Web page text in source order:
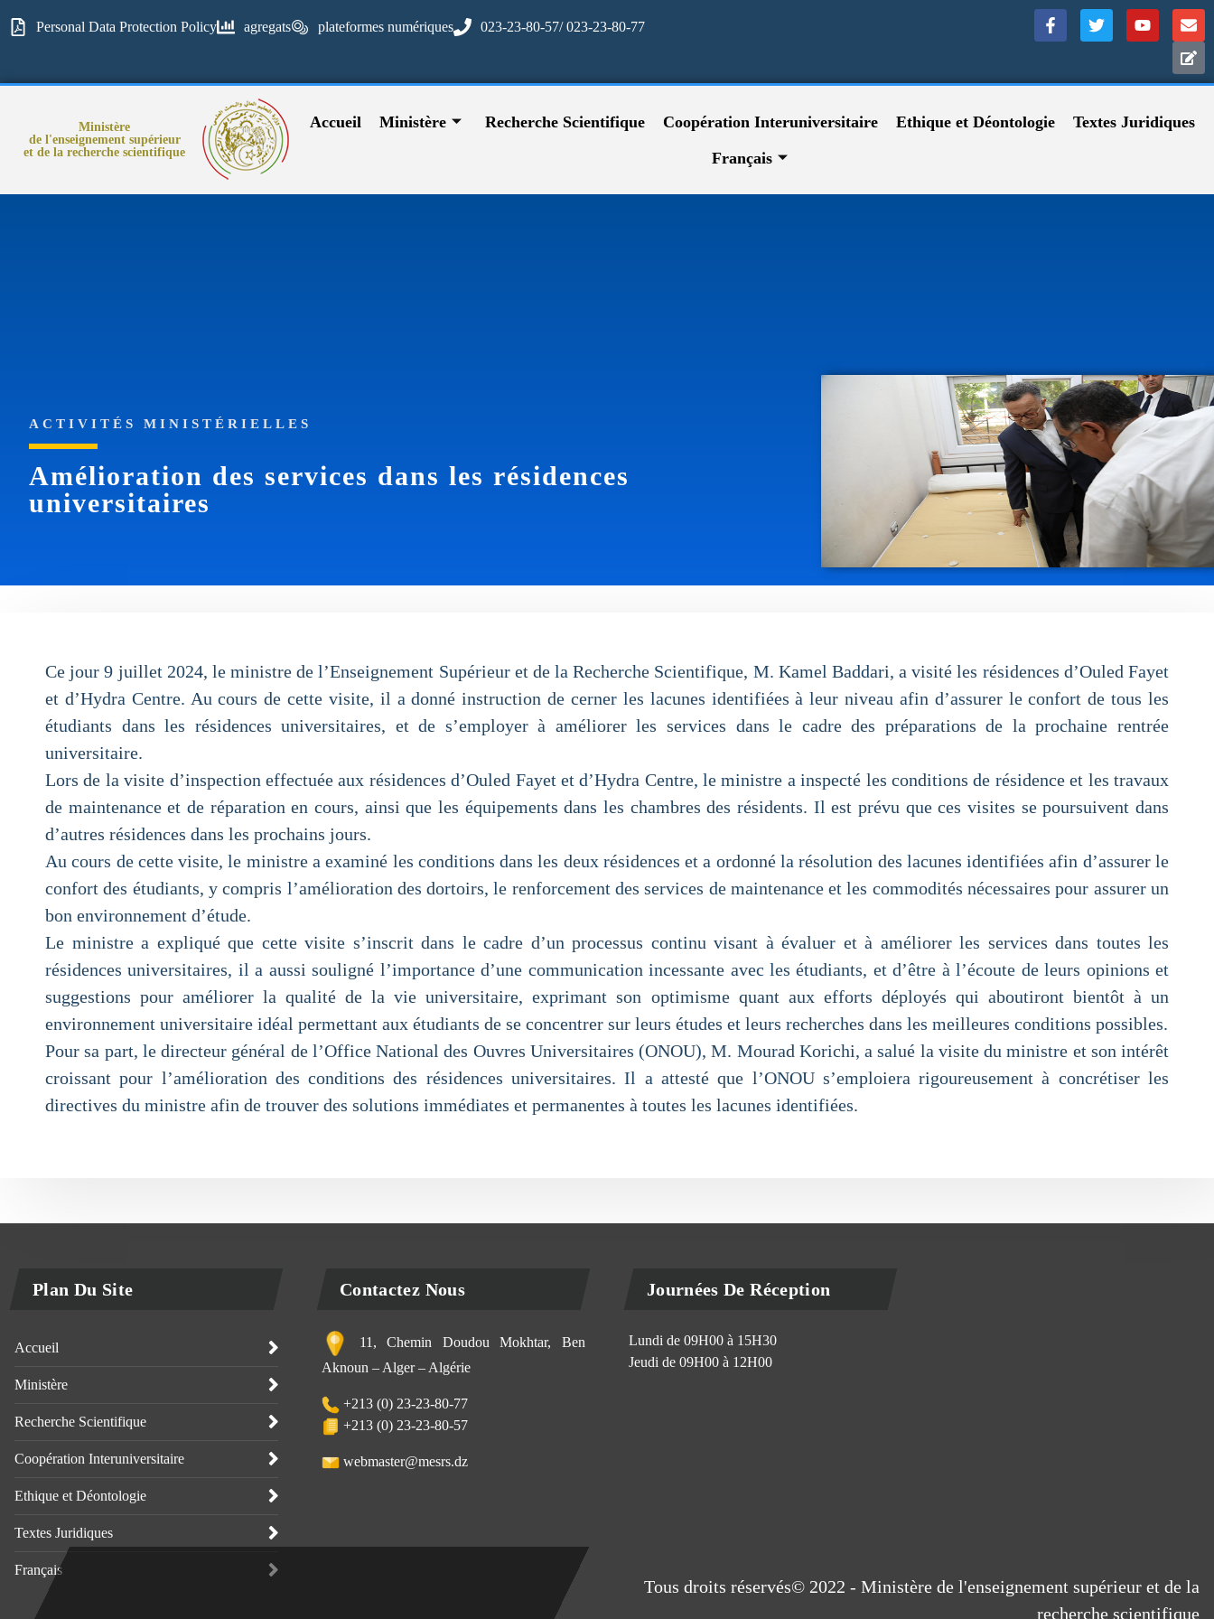
Personal Data Protection Policy agregats plateformes numériques 023-23-80-57/ 023-23-80-77
Ministère
de l'enseignement supérieur
et de la recherche scientifique
Accueil Ministère Recherche Scientifique Coopération Interuniversitaire Ethique et Déontologie
Textes Juridiques
Français
ACTIVITÉS MINISTÉRIELLES
Amélioration des services dans les résidences
universitaires
Ce jour 9 juillet 2024, le ministre de l’Enseignement Supérieur et de la Recherche Scientifique, M. Kamel Baddari, a visité les résidences d’Ouled Fayet
et d’Hydra Centre. Au cours de cette visite, il a donné instruction de cerner les lacunes identifiées à leur niveau afin d’assurer le confort de tous les
étudiants dans les résidences universitaires, et de s’employer à améliorer les services dans le cadre des préparations de la prochaine rentrée
universitaire.
Lors de la visite d’inspection effectuée aux résidences d’Ouled Fayet et d’Hydra Centre, le ministre a inspecté les conditions de résidence et les travaux
de maintenance et de réparation en cours, ainsi que les équipements dans les chambres des résidents. Il est prévu que ces visites se poursuivent dans
d’autres résidences dans les prochains jours.
Au cours de cette visite, le ministre a examiné les conditions dans les deux résidences et a ordonné la résolution des lacunes identifiées afin d’assurer le
confort des étudiants, y compris l’amélioration des dortoirs, le renforcement des services de maintenance et les commodités nécessaires pour assurer un
bon environnement d’étude.
Le ministre a expliqué que cette visite s’inscrit dans le cadre d’un processus continu visant à évaluer et à améliorer les services dans toutes les
résidences universitaires, il a aussi souligné l’importance d’une communication incessante avec les étudiants, et d’être à l’écoute de leurs opinions et
suggestions pour améliorer la qualité de la vie universitaire, exprimant son optimisme quant aux efforts déployés qui aboutiront bientôt à un
environnement universitaire idéal permettant aux étudiants de se concentrer sur leurs études et leurs recherches dans les meilleures conditions possibles.
Pour sa part, le directeur général de l’Office National des Ouvres Universitaires (ONOU), M. Mourad Korichi, a salué la visite du ministre et son intérêt
croissant pour l’amélioration des conditions des résidences universitaires. Il a attesté que l’ONOU s’emploiera rigoureusement à concrétiser les
directives du ministre afin de trouver des solutions immédiates et permanentes à toutes les lacunes identifiées.
Plan Du Site
Accueil
Ministère
Recherche Scientifique
Coopération Interuniversitaire
Ethique et Déontologie
Textes Juridiques
Français
Contactez Nous
11, Chemin Doudou Mokhtar, Ben
Aknoun – Alger – Algérie
+213 (0) 23-23-80-77
+213 (0) 23-23-80-57
webmaster@mesrs.dz
Journées De Réception
Lundi de 09H00 à 15H30
Jeudi de 09H00 à 12H00
Tous droits réservés© 2022 - Ministère de l'enseignement supérieur et de la
recherche scientifique